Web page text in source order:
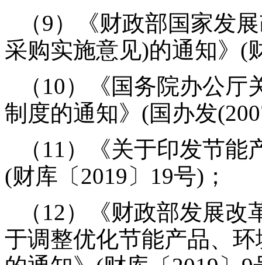
（9）《财政部国家发
采购实施意见)的通知》(
（10）《国务院办公
制度的通知》(国办发
（11）《关于印发节
(财库〔2019〕19号)；
（12）《财政部发展
于调整优化节能产品、